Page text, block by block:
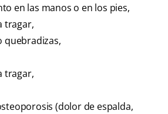
en las manos o en los pies,
tragar,
quebradizas,
tragar,
(dolor de espalda,